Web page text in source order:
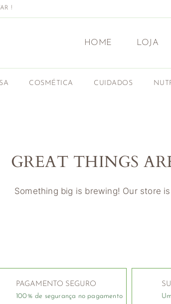
!
HOME LOJA
COSMÉTICA CUIDADOS
GREAT THINGS
Something big is brewing! Our store
PAGAMENTO SEGURO
100% de segurança no pagamento